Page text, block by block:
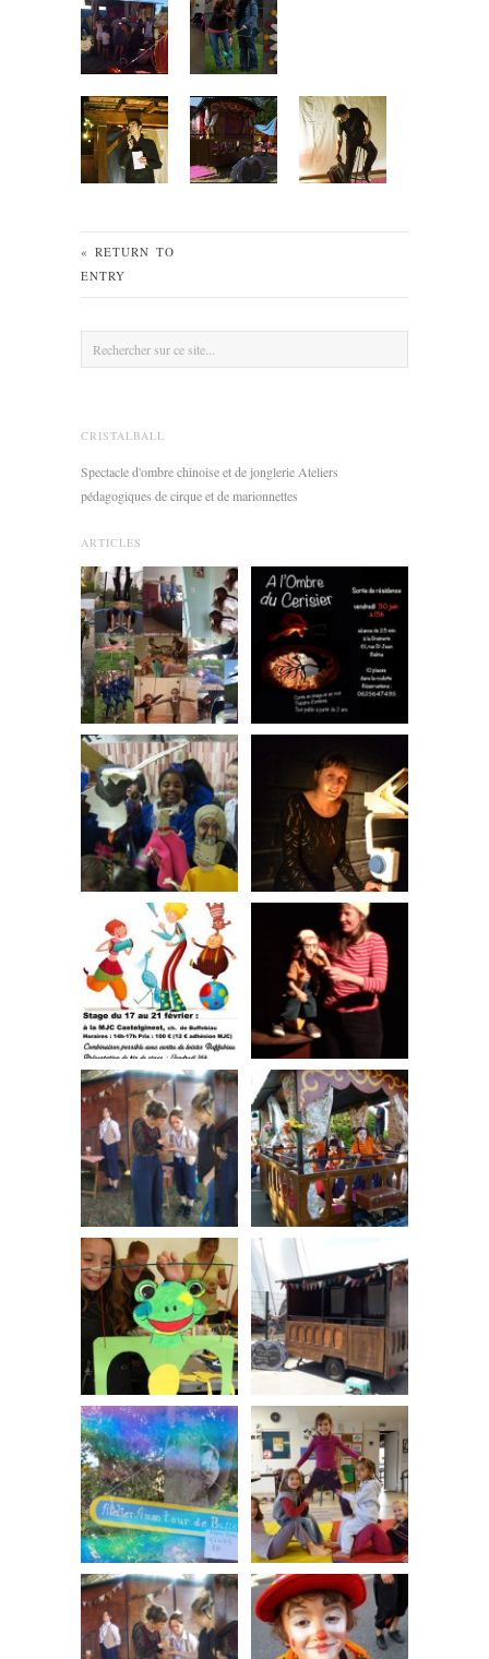
« RETURN TO
ENTRY
CRISTALBALL
Spectacle d'ombre chinoise et de jonglerie Ateliers
pédagogiques de cirque et de marionnettes
ARTICLES